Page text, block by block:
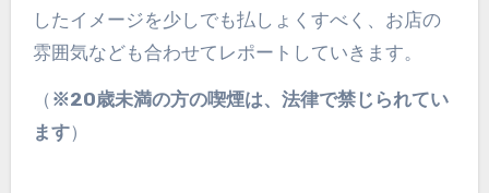
したイメージを少しでも払しょくすべく、お店の
雰囲気なども合わせてレポートしていきます。
（ ※20歳未満の方の喫煙は、法律で禁じられてい
ます）